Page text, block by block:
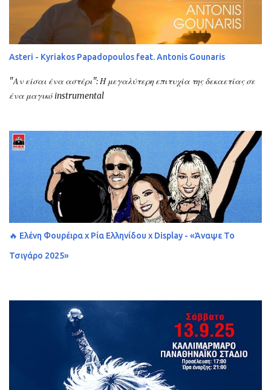
Asteri - Kyriakos Papadopoulos feat. Antonis Gounaris
"Αν είσαι ένα αστέρι": Η μεγαλύτερη επιτυχία της δεκαετίας σε
ένα μαγικό instrumental
🔥 Ελένη Φουρέιρα x Ρία Ελληνίδου x Display - «Άναψε Το
Τσιγάρο 2025»